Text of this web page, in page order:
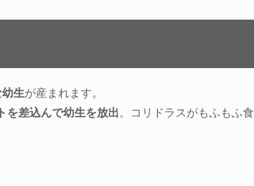
生が産まれます。
を差込んで幼生を放出
。コリドラスがもふもふ食